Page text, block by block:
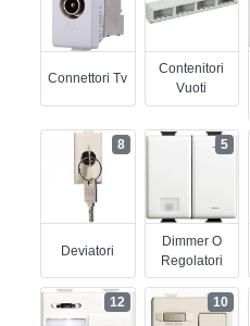
Connettori Tv
Contenitori
Vuoti
Deviatori
8
Dimmer O
Regolatori
5
12 10